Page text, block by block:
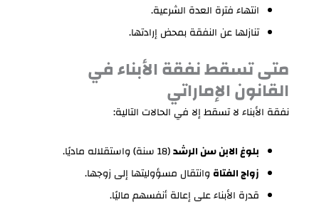
انتهاء فترة العدة الشرعية.
تنازلها عن النفقة بمحض إرادتها.
متى تسقط نفقة الأبناء في
القانون الإماراتي
نفقة الأبناء لا تسقط إلا في الحالات التالية:
بلوغ الابن سن الرشد(18 سنة) واستقلاله ماديًا.
زواج الفتاة وانتقال مسؤوليتها إلى زوجها.
قدرة الأبناء على إعالة أنفسهم ماليًا.